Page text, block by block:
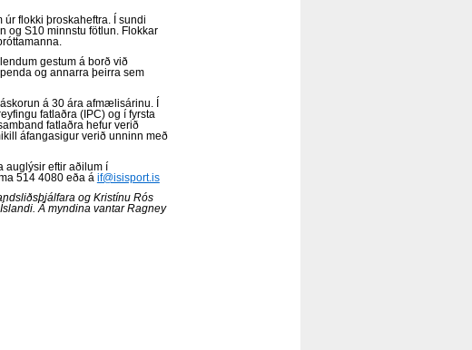
flokki þroskaheftra. Í sundi
og S10 minnstu fötlun. Flokkar
gestum á borð við
og annarra þeirra sem
á 30 ára afmælisárinu. Í
fatlaðra (IPC) og í fyrsta
fatlaðra hefur verið
áfangasigur verið unninn með
auglýsir eftir aðilum í
514 4080 eða á if@isisport.is
og Kristínu Rós
Á myndina vantar Ragney